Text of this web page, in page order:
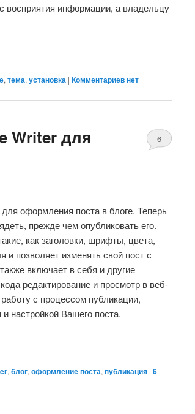
восприятия информации, а владельцу
, тема, установка | Комментариев нет
Writer для
6
оформления поста в блоге. Теперь
прежде чем опубликовать его.
как заголовки, шрифты, цвета,
позволяет изменять свой пост с
включает в себя и другие
редактирование и просмотр в веб-
с процессом публикации,
настройкой Вашего поста.
, блог, оформление поста, публикация | 6